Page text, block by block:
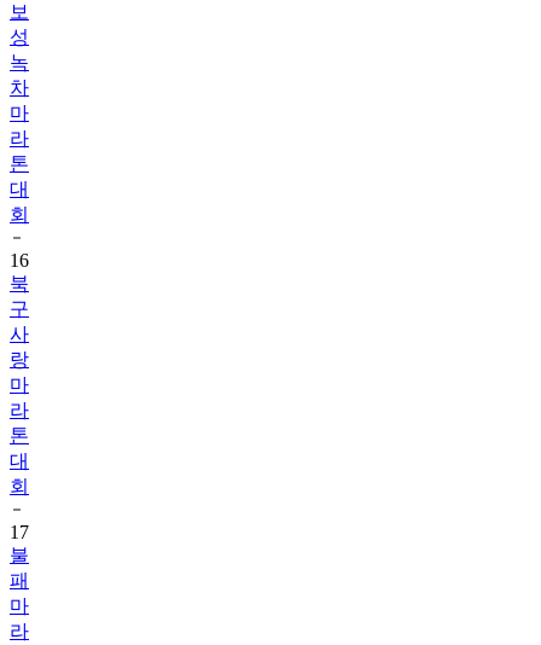
보
성
녹
차
마
라
톤
대
회
16
북
구
사
랑
마
라
톤
대
회
17
불
패
마
라